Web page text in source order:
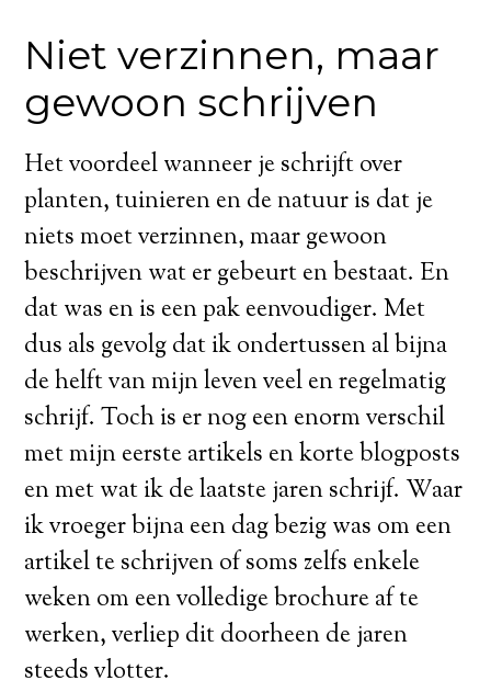
Niet verzinnen, maar
gewoon schrijven
Het voordeel wanneer je schrijft over
planten, tuinieren en de natuur is dat je
niets moet verzinnen, maar gewoon
beschrijven wat er gebeurt en bestaat. En
dat was en is een pak eenvoudiger. Met
dus als gevolg dat ik ondertussen al bijna
de helft van mijn leven veel en regelmatig
schrijf. Toch is er nog een enorm verschil
met mijn eerste artikels en korte blogposts
en met wat ik de laatste jaren schrijf. Waar
ik vroeger bijna een dag bezig was om een
artikel te schrijven of soms zelfs enkele
weken om een volledige brochure af te
werken, verliep dit doorheen de jaren
steeds vlotter.